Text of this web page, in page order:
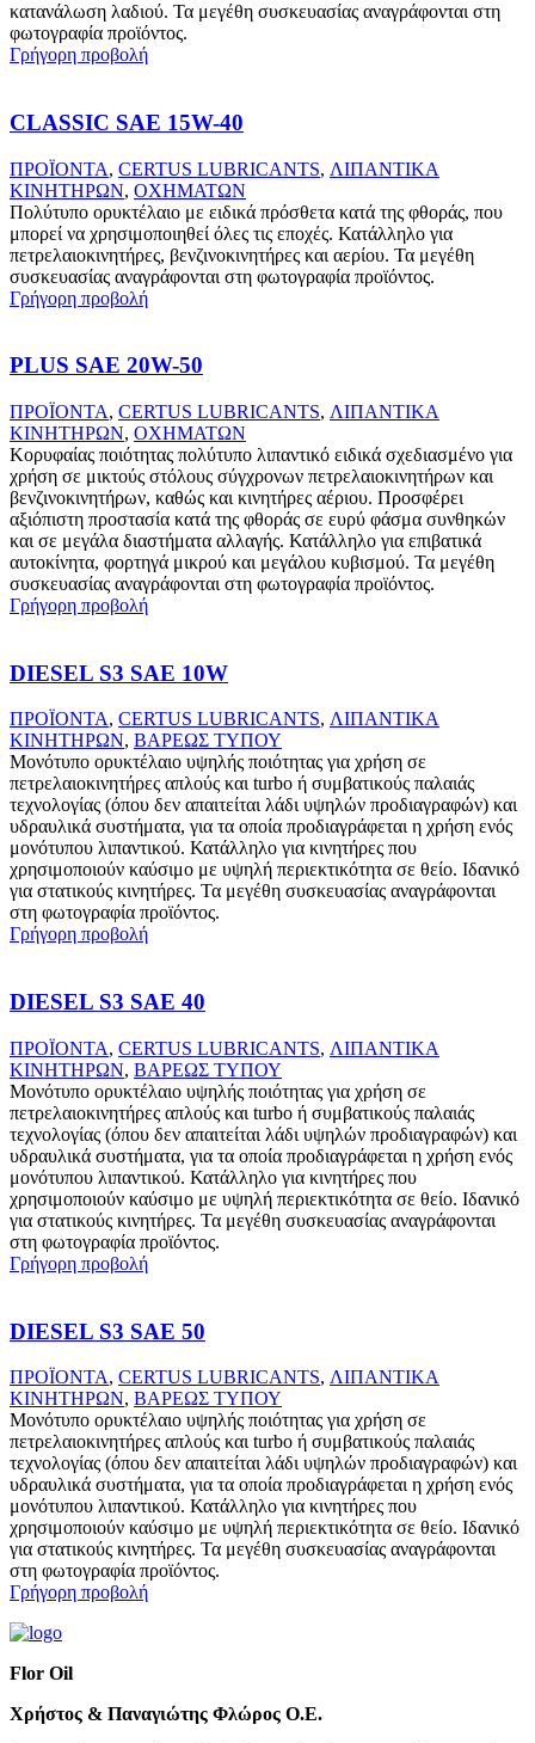
κατανάλωση λαδιού. Τα μεγέθη συσκευασίας αναγράφονται στη
φωτογραφία προϊόντος.
Γρήγορη προβολή
CLASSIC SAE 15W-40
ΠΡΟΪΟΝΤΑ, CERTUS LUBRICANTS, ΛΙΠΑΝΤΙΚΑ
ΚΙΝΗΤΗΡΩΝ, ΟΧΗΜΑΤΩΝ
Πολύτυπο ορυκτέλαιο με ειδικά πρόσθετα κατά της φθοράς, που
μπορεί να χρησιμοποιηθεί όλες τις εποχές. Κατάλληλο για
πετρελαιοκινητήρες, βενζινοκινητήρες και αερίου. Τα μεγέθη
συσκευασίας αναγράφονται στη φωτογραφία προϊόντος.
Γρήγορη προβολή
PLUS SAE 20W-50
ΠΡΟΪΟΝΤΑ, CERTUS LUBRICANTS, ΛΙΠΑΝΤΙΚΑ
ΚΙΝΗΤΗΡΩΝ, ΟΧΗΜΑΤΩΝ
Κορυφαίας ποιότητας πολύτυπο λιπαντικό ειδικά σχεδιασμένο για
χρήση σε μικτούς στόλους σύγχρονων πετρελαιοκινητήρων και
βενζινοκινητήρων, καθώς και κινητήρες αέριου. Προσφέρει
αξιόπιστη προστασία κατά της φθοράς σε ευρύ φάσμα συνθηκών
και σε μεγάλα διαστήματα αλλαγής. Κατάλληλο για επιβατικά
αυτοκίνητα, φορτηγά μικρού και μεγάλου κυβισμού. Τα μεγέθη
συσκευασίας αναγράφονται στη φωτογραφία προϊόντος.
Γρήγορη προβολή
DIESEL S3 SAE 10W
ΠΡΟΪΟΝΤΑ, CERTUS LUBRICANTS, ΛΙΠΑΝΤΙΚΑ
ΚΙΝΗΤΗΡΩΝ, ΒΑΡΕΩΣ ΤΥΠΟΥ
Μονότυπο ορυκτέλαιο υψηλής ποιότητας για χρήση σε
πετρελαιοκινητήρες απλούς και turbo ή συμβατικούς παλαιάς
τεχνολογίας (όπου δεν απαιτείται λάδι υψηλών προδιαγραφών) και
υδραυλικά συστήματα, για τα οποία προδιαγράφεται η χρήση ενός
μονότυπου λιπαντικού. Κατάλληλο για κινητήρες που
χρησιμοποιούν καύσιμο με υψηλή περιεκτικότητα σε θείο. Ιδανικό
για στατικούς κινητήρες. Τα μεγέθη συσκευασίας αναγράφονται
στη φωτογραφία προϊόντος.
Γρήγορη προβολή
DIESEL S3 SAE 40
ΠΡΟΪΟΝΤΑ, CERTUS LUBRICANTS, ΛΙΠΑΝΤΙΚΑ
ΚΙΝΗΤΗΡΩΝ, ΒΑΡΕΩΣ ΤΥΠΟΥ
Μονότυπο ορυκτέλαιο υψηλής ποιότητας για χρήση σε
πετρελαιοκινητήρες απλούς και turbo ή συμβατικούς παλαιάς
τεχνολογίας (όπου δεν απαιτείται λάδι υψηλών προδιαγραφών) και
υδραυλικά συστήματα, για τα οποία προδιαγράφεται η χρήση ενός
μονότυπου λιπαντικού. Κατάλληλο για κινητήρες που
χρησιμοποιούν καύσιμο με υψηλή περιεκτικότητα σε θείο. Ιδανικό
για στατικούς κινητήρες. Τα μεγέθη συσκευασίας αναγράφονται
στη φωτογραφία προϊόντος.
Γρήγορη προβολή
DIESEL S3 SAE 50
ΠΡΟΪΟΝΤΑ, CERTUS LUBRICANTS, ΛΙΠΑΝΤΙΚΑ
ΚΙΝΗΤΗΡΩΝ, ΒΑΡΕΩΣ ΤΥΠΟΥ
Μονότυπο ορυκτέλαιο υψηλής ποιότητας για χρήση σε
πετρελαιοκινητήρες απλούς και turbo ή συμβατικούς παλαιάς
τεχνολογίας (όπου δεν απαιτείται λάδι υψηλών προδιαγραφών) και
υδραυλικά συστήματα, για τα οποία προδιαγράφεται η χρήση ενός
μονότυπου λιπαντικού. Κατάλληλο για κινητήρες που
χρησιμοποιούν καύσιμο με υψηλή περιεκτικότητα σε θείο. Ιδανικό
για στατικούς κινητήρες. Τα μεγέθη συσκευασίας αναγράφονται
στη φωτογραφία προϊόντος.
Γρήγορη προβολή
Flor Oil
Χρήστος & Παναγιώτης Φλώρος Ο.Ε.